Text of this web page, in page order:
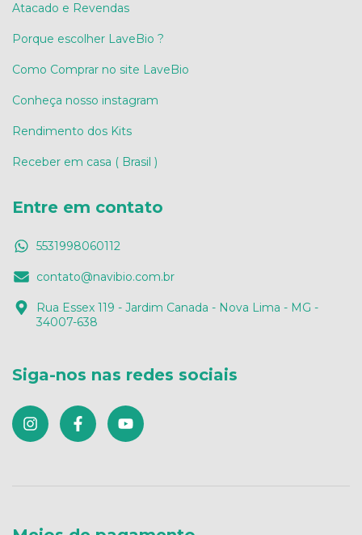
Atacado e Revendas
Porque escolher LaveBio ?
Como Comprar no site LaveBio
Conheça nosso instagram
Rendimento dos Kits
Receber em casa ( Brasil )
Entre em contato
5531998060112
contato@navibio.com.br
Rua Essex 119 - Jardim Canada - Nova Lima - MG -
34007-638
Siga-nos nas redes sociais